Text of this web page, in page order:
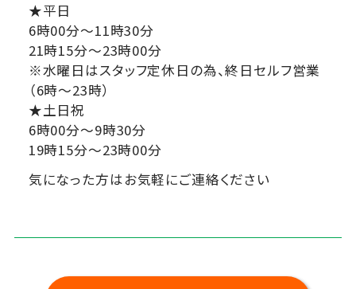
★平日
6時00分～11時30分
21時15分～23時00分
※水曜日はスタッフ定休日の為、終日セルフ営業
（6時～23時）
★土日祝
6時00分～9時30分
19時15分～23時00分
気になった方はお気軽にご連絡ください